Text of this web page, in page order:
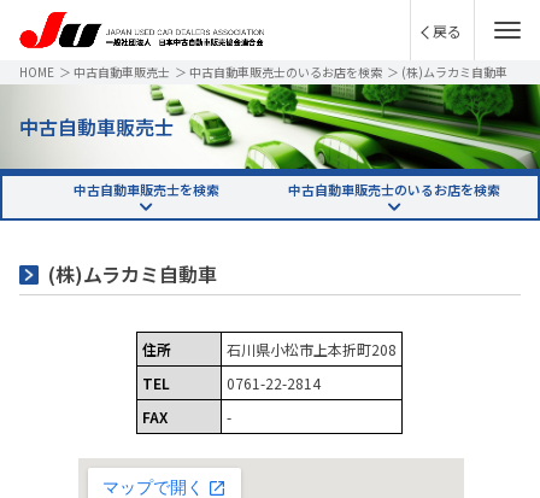
戻る
HOME ＞ 中古自動車販売士 ＞ 中古自動車販売士のいるお店を検索 ＞ (株)ムラカミ自動車
中古自動車販売士
中古自動車販売士を検索 中古自動車販売士のいるお店を検索
(株)ムラカミ自動車
住所
石川県小松市上本折町208
TEL
0761-22-2814
FAX
-